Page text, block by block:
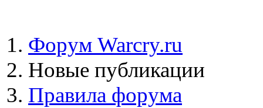
Форум Warcry.ru
Новые публикации
Правила форума